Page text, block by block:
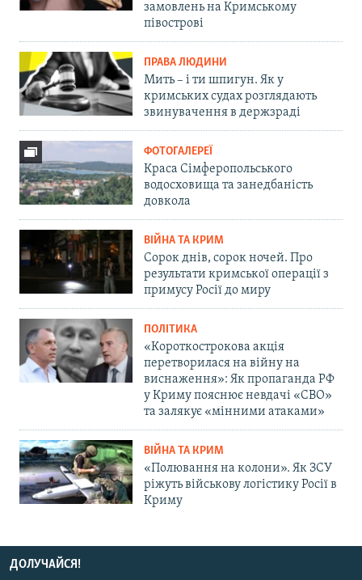
замовлень на Кримському
півострові
ПРАВА ЛЮДИНИ
Мить – і ти шпигун. Як у
кримських судах розглядають
звинувачення в держзраді
ФОТОГАЛЕРЕЇ
Краса Сімферопольського
водосховища та занедбаність
довкола
ВІЙНА ТА КРИМ
Сорок днів, сорок ночей. Про
результати кримської операції з
примусу Росії до миру
ПОЛІТИКА
«Короткострокова акція
перетворилася на війну на
виснаження»: Як пропаганда РФ
у Криму пояснює невдачі «СВО»
та залякує «мінними атаками»
ВІЙНА ТА КРИМ
«Полювання на колони». Як ЗСУ
ріжуть військову логістику Росії в
Криму
ДОЛУЧАЙСЯ!